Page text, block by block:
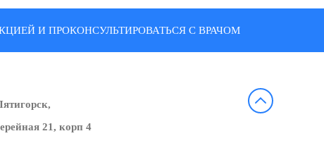
И ПРОКОНСУЛЬТИРОВАТЬСЯ С ВРАЧОМ
21, корп 4